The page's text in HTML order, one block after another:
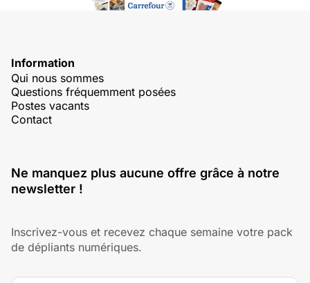
Information
Qui nous sommes
Questions fréquemment posées
Postes vacants
Contact
Ne manquez plus aucune offre grâce à notre
newsletter !
Inscrivez-vous et recevez chaque semaine votre pack
de dépliants numériques.